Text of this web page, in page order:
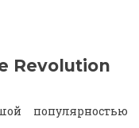
Revolution
популярностью